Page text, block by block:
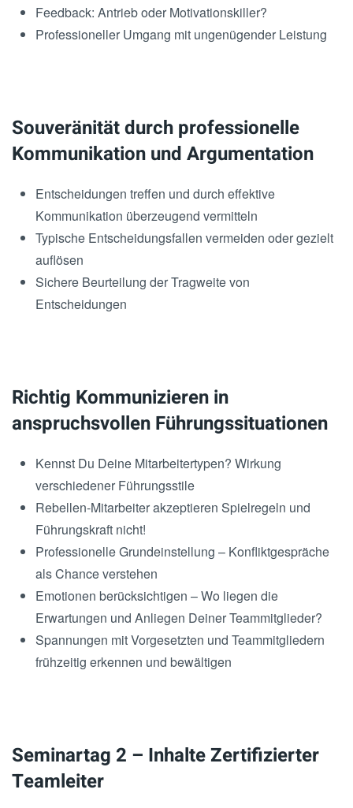
Feedback: Antrieb oder Motivationskiller?
Professioneller Umgang mit ungenügender Leistung
Souveränität durch professionelle
Kommunikation und Argumentation
Entscheidungen treffen und durch effektive
Kommunikation überzeugend vermitteln
Typische Entscheidungsfallen vermeiden oder gezielt
auflösen
Sichere Beurteilung der Tragweite von
Entscheidungen
Richtig Kommunizieren in
anspruchsvollen Führungssituationen
Kennst Du Deine Mitarbeitertypen? Wirkung
verschiedener Führungsstile
Rebellen-Mitarbeiter akzeptieren Spielregeln und
Führungskraft nicht!
Professionelle Grundeinstellung – Konfliktgespräche
als Chance verstehen
Emotionen berücksichtigen – Wo liegen die
Erwartungen und Anliegen Deiner Teammitglieder?
Spannungen mit Vorgesetzten und Teammitgliedern
frühzeitig erkennen und bewältigen
Seminartag 2 – Inhalte Zertifizierter
Teamleiter